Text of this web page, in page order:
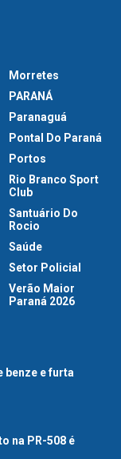
Morretes
PARANÁ
Paranaguá
Pontal Do Paraná
Portos
Rio Branco Sport
Club
Santuário Do
Rocio
Saúde
Setor Policial
Verão Maior
Paraná 2026
benze e furta
na PR-508 é